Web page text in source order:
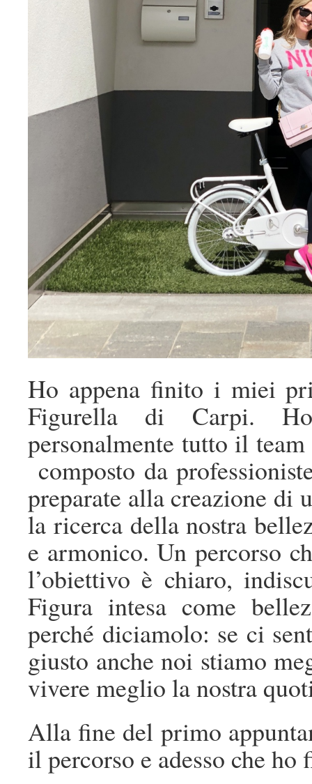
Ho appena finito i miei
Figurella di Carpi.
personalmente tutto il
composto da
preparate alla creazione di
la ricerca della nostra
e armonico. Un percorso
l’obiettivo è chiaro,
Figura intesa come
perché diciamolo: se ci
giusto anche noi stiamo
vivere meglio la nostra
Alla fine del primo
il percorso e adesso che